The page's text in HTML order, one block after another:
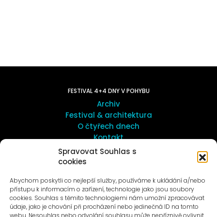
Spravovat Souhlas s
cookies
Abychom poskytli co nejlepší služby, používáme k ukládání a/nebo
přístupu k informacím o zařízení, technologie jako jsou soubory
cookies. Souhlas s těmito technologiemi nám umožní zpracovávat
údaje, jako je chování při procházení nebo jedinečná ID na tomto
webu. Nesouhlas nebo odvolání souhlasu může nepříznivě ovlivnit
FESTIVAL 4+4 DNY V POHYBU
Archiv
Festival & architektura
O čtyřech dnech
Kontakt
O umění v Motole